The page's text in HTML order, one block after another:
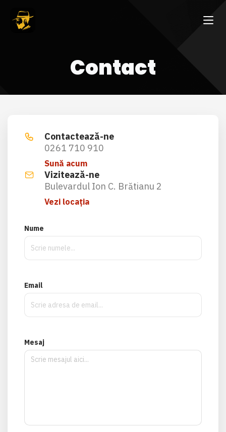
Contact
Contactează-ne
0261 710 910
Sună acum
Vizitează-ne
Bulevardul Ion C. Brătianu 2
Vezi locația
Nume
Email
Mesaj